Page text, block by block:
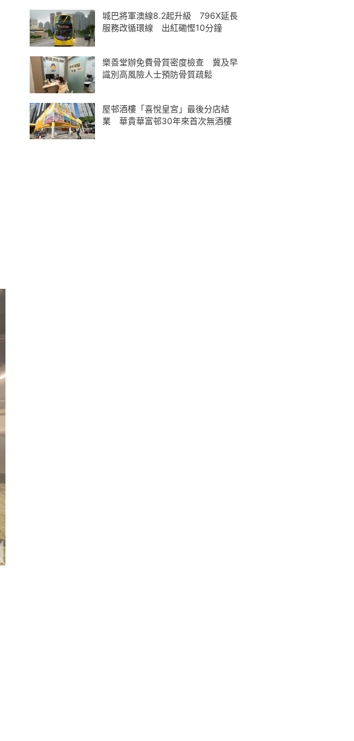
城巴將軍澳線8.2起升級 796X延長
服務改循環線 出紅磡慳10分鐘
樂善堂辦免費骨質密度檢查 冀及早
識別高風險人士預防骨質疏鬆
屋邨酒樓「喜悅皇宮」最後分店結
業 華貴華富邨30年來首次無酒樓